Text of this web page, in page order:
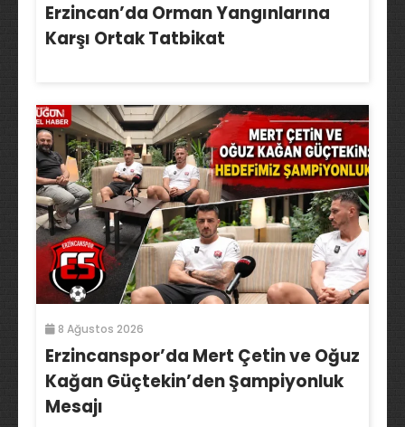
Erzincan’da Orman Yangınlarına
Karşı Ortak Tatbikat
8 Ağustos 2026
Erzincanspor’da Mert Çetin ve Oğuz
Kağan Güçtekin’den Şampiyonluk
Mesajı